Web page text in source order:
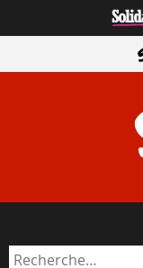
directement
contenu